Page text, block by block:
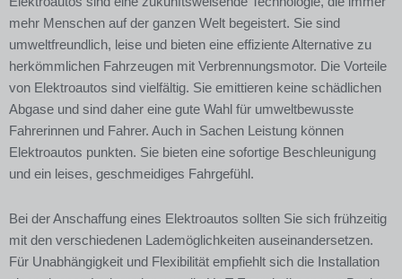
mehr Menschen auf der ganzen Welt begeistert. Sie sind
umweltfreundlich, leise und bieten eine effiziente Alternative zu
herkömmlichen Fahrzeugen mit Verbrennungsmotor. Die Vorteile
von Elektroautos sind vielfältig. Sie emittieren keine schädlichen
Abgase und sind daher eine gute Wahl für umweltbewusste
Fahrerinnen und Fahrer. Auch in Sachen Leistung können
Elektroautos punkten. Sie bieten eine sofortige Beschleunigung
und ein leises, geschmeidiges Fahrgefühl.
Bei der Anschaffung eines Elektroautos sollten Sie sich frühzeitig
mit den verschiedenen Lademöglichkeiten auseinandersetzen.
Für Unabhängigkeit und Flexibilität empfiehlt sich die Installation